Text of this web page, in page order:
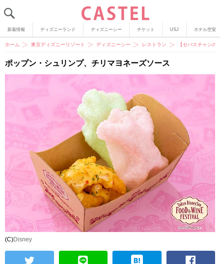
新着情報 ディズニーランド ディズニーシー チケット USJ ホテル空室
ホーム 東京ディズニーリゾート ディズニーシー レストラン 【セバスチャン
ポップン・シュリンプ、チリマヨネーズソース
(C)Disney